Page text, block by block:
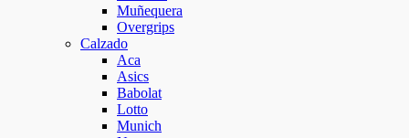
Muñequera
Overgrips
Calzado
Aca
Asics
Babolat
Lotto
Munich